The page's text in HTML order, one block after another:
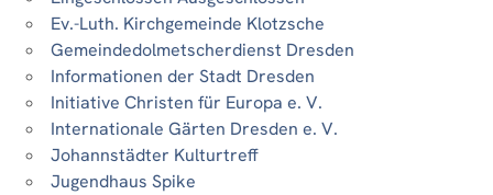
Ev.-Luth. Kirchgemeinde Klotzsche
Gemeindedolmetscherdienst Dresden
Informationen der Stadt Dresden
Initiative Christen für Europa e. V.
Internationale Gärten Dresden e. V.
Johannstädter Kulturtreff
Jugendhaus Spike